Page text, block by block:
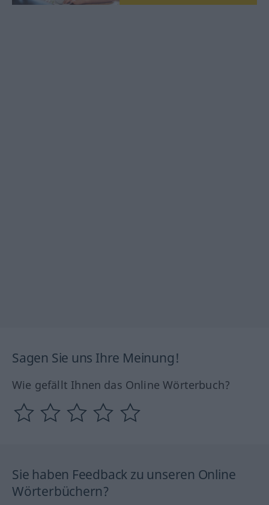
Sagen Sie uns Ihre Meinung!
Wie gefällt Ihnen das Online Wörterbuch?
Sie haben Feedback zu unseren Online
Wörterbüchern?